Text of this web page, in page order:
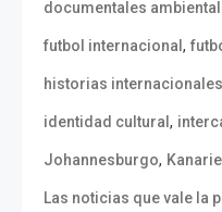
documentales
futbol internacional ,
historias internacionales
identidad cultural ,
Johannesburgo, Kanarie
Las noticias que vale la